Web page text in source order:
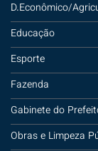
D.Econômico/
Educação
Esporte
Fazenda
Gabinete do
Obras e Limpeza